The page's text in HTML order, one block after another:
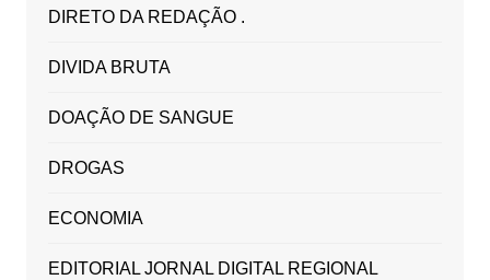
DIRETO DA REDAÇÃO .
DIVIDA BRUTA
DOAÇÃO DE SANGUE
DROGAS
ECONOMIA
EDITORIAL JORNAL DIGITAL REGIONAL